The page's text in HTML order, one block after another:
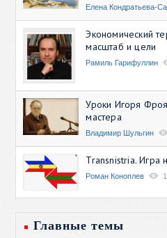
Елена Кондратьева-
Экономический
масштаб и цели
Рамиль Гарифуллин
Уроки Игоря
мастера
Владимир Шульгин
Transnistria. Игра
Роман Коноплев
Главные темы